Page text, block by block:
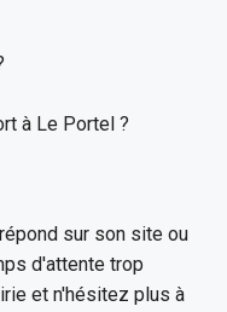
à Le Portel ?
sur son site ou
d'attente trop
et n'hésitez plus à